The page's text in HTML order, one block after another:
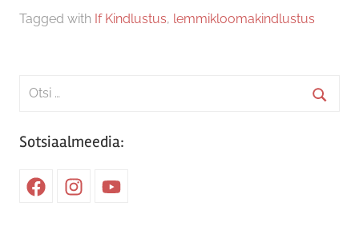
Tagged with If Kindlustus, lemmikloomakindlustus
Search
Sotsiaalmeedia:
FacebookInstagramYoutube